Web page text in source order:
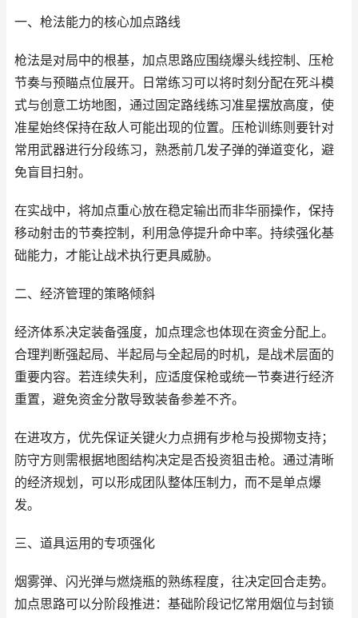
一、枪法能力的核心加点路线
枪法是对局中的根基，加点思路应围绕爆头线控制、压枪
节奏与预瞄点位展开。日常练习可以将时刻分配在死斗模
式与创意工坊地图，通过固定路线练习准星摆放高度，使
准星始终保持在敌人可能出现的位置。压枪训练则要针对
常用武器进行分段练习，熟悉前几发子弹的弹道变化，避
免盲目扫射。
在实战中，将加点重心放在稳定输出而非华丽操作，保持
移动射击的节奏控制，利用急停提升命中率。持续强化基
础能力，才能让战术执行更具威胁。
二、经济管理的策略倾斜
经济体系决定装备强度，加点理念也体现在资金分配上。
合理判断强起局、半起局与全起局的时机，是战术层面的
重要内容。若连续失利，应适度保枪或统一节奏进行经济
重置，避免资金分散导致装备参差不齐。
在进攻方，优先保证关键火力点拥有步枪与投掷物支持；
防守方则需根据地图结构决定是否投资狙击枪。通过清晰
的经济规划，可以形成团队整体压制力，而不是单点爆
发。
三、道具运用的专项强化
烟雾弹、闪光弹与燃烧瓶的熟练程度，往决定回合走势。
加点思路可以分阶段推进：基础阶段记忆常用烟位与封锁